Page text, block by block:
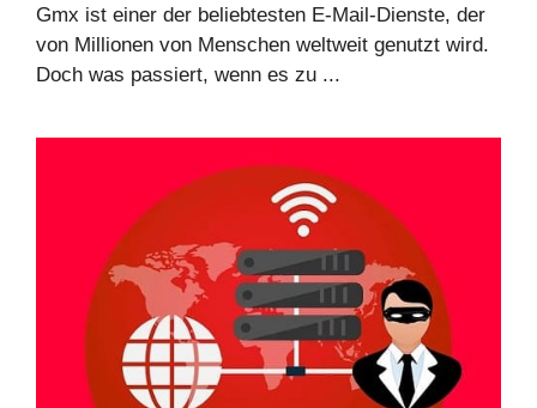
Gmx ist einer der beliebtesten E-Mail-Dienste, der
von Millionen von Menschen weltweit genutzt wird.
Doch was passiert, wenn es zu ...